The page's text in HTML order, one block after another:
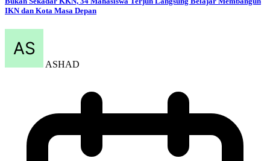
IKN dan Kota Masa Depan
ASHAD